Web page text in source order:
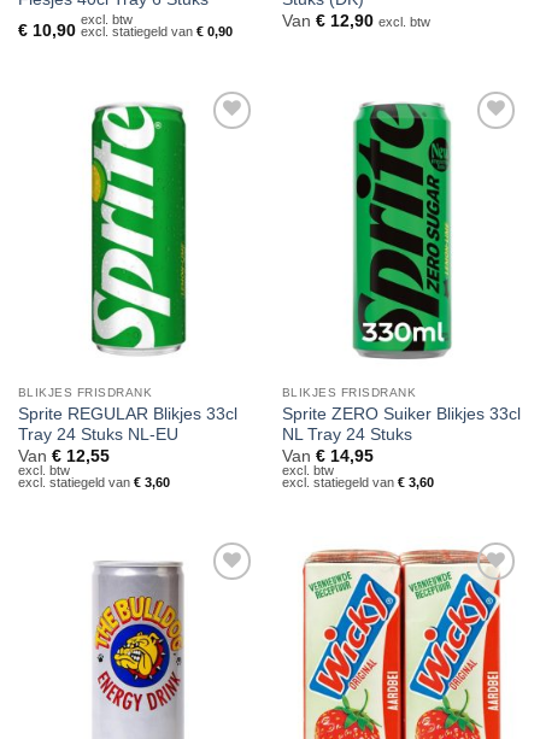
€10,90
excl. btw
excl. statiegeld van €0,90
Van €12,90 excl. btw
BLIKJES FRISDRANK
Sprite REGULAR Blikjes 33cl
Tray 24 Stuks NL-EU
Van €12,55
excl. btw
excl. statiegeld van €3,60
Toevoegen
verlanglijst
BLIKJES FRISDRANK
Sprite ZERO Suiker Blikjes 33cl
NL Tray 24 Stuks
Van €14,95
excl. btw
excl. statiegeld van €3,60
verlanglijst
Toevoegen
aan
verlanglijst